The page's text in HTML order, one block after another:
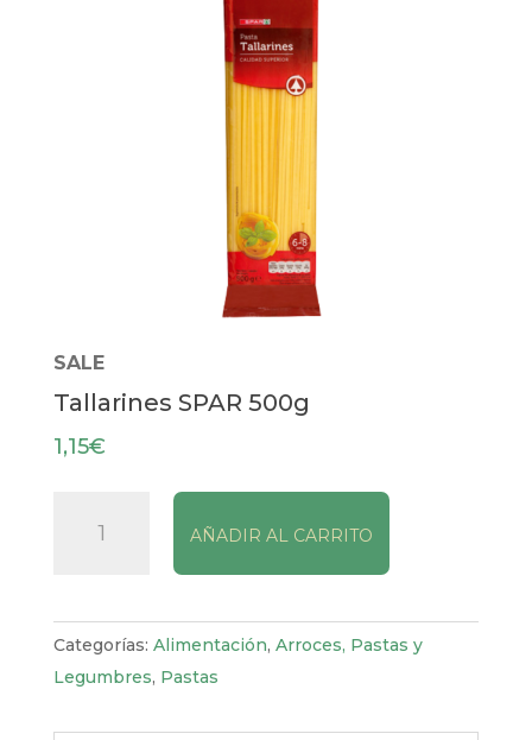
SALE
Tallarines SPAR 500g
1,15€
SPAR
AÑADIR AL CARRITO
Categorías: Alimentación, Arroces, Pastas y
Legumbres, Pastas